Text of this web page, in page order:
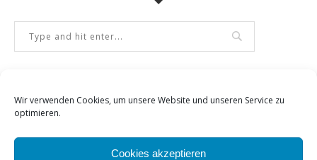
Wir verwenden Cookies, um unsere Website und unseren Service zu
optimieren.
Cookies akzeptieren